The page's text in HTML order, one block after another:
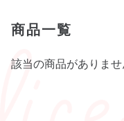
商品一覧
該当の商品がありませ